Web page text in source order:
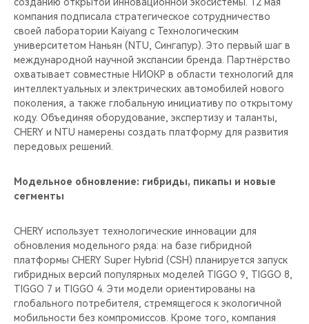
компания подписала стратегическое сотрудничество
своей лаборатории Kaiyang с Технологическим
университетом Наньян (NTU, Сингапур). Это первый шаг в
международной научной экспансии бренда. Партнёрство
охватывает совместные НИОКР в области технологий для
интеллектуальных и электрических автомобилей нового
поколения, а также глобальную инициативу по открытому
коду. Объединяя оборудование, экспертизу и таланты,
CHERY и NTU намерены создать платформу для развития
передовых решений.
Модельное обновление: гибриды, пикапы и новые
сегменты
CHERY использует технологические инновации для
обновления модельного ряда: на базе гибридной
платформы CHERY Super Hybrid (CSH) планируется запуск
гибридных версий популярных моделей TIGGO 9, TIGGO 8,
TIGGO 7 и TIGGO 4. Эти модели ориентированы на
глобального потребителя, стремящегося к экологичной
мобильности без компромиссов. Кроме того, компания